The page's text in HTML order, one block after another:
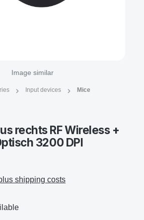
Image similar
Input devices Mice
rechts RF Wireless +
3200 DPI
shipping costs